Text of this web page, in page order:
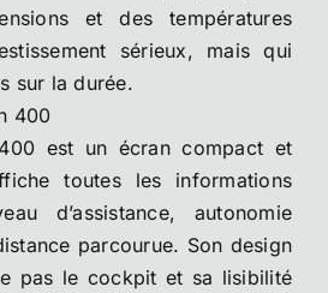
et des températures
sérieux, mais qui
sur la durée.
400
est un écran compact et
toutes les informations
d’assistance, autonomie
parcourue. Son design
pas le cockpit et sa lisibilité